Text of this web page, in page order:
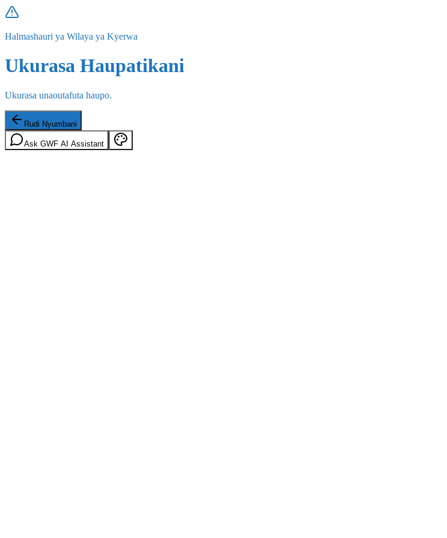
Halmashauri ya Wilaya ya Kyerwa
Ukurasa Haupatikani
Ukurasa unaoutafuta haupo.
Rudi Nyumbani
Ask GWF AI Assistant